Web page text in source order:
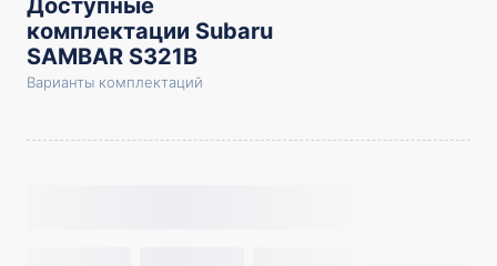
Доступные
комплектации Subaru
SAMBAR S321B
Варианты комплектаций